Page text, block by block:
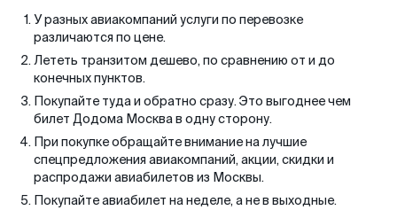
У разных авиакомпаний услуги по перевозке
различаются по цене.
Лететь транзитом дешево, по сравнению от и до
конечных пунктов.
Покупайте туда и обратно сразу. Это выгоднее чем
билет Додома Москва в одну сторону.
При покупке обращайте внимание на лучшие
спецпредложения авиакомпаний, акции, скидки и
распродажи авиабилетов из Москвы.
Покупайте авиабилет на неделе, а не в выходные.